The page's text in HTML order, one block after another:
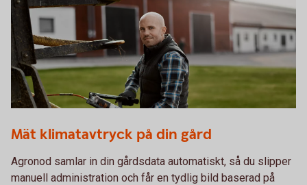
Mät klimatavtryck på din gård
Agronod samlar in din gårdsdata automatiskt, så du slipper
manuell administration och får en tydlig bild baserad på